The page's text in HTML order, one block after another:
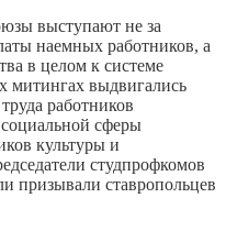
выступают не за
наемных работников, а
в целом к системе
митингах выдвигались
работников
сферы
культуры и
студпрофкомов
призывали ставропольцев